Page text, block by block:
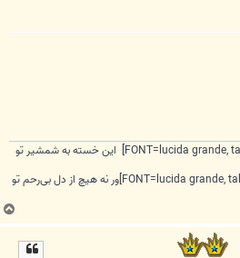
[FONT=lucida grande, tahoma, verdana, arial, sans-serif] این خسته به شمشیر تو
[FONT=lucida grande, tahoma, verdana, arial, sans-serif]ور نه هیچ از دل بی‌رحم تو
ب
ا